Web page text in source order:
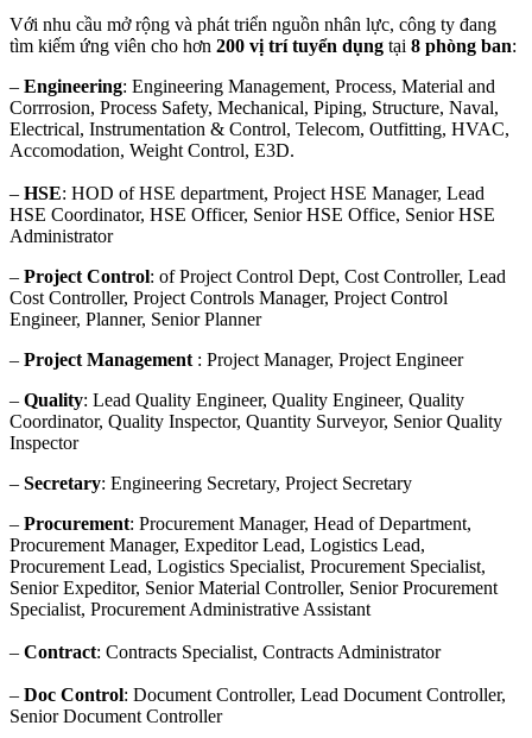
Với nhu cầu mở rộng và phát triển nguồn nhân lực, công ty đang
tìm kiếm ứng viên cho hơn 200 vị trí tuyển dụng tại 8 phòng ban:
– Engineering: Engineering Management, Process, Material and
Corrrosion, Process Safety, Mechanical, Piping, Structure, Naval,
Electrical, Instrumentation & Control, Telecom, Outfitting, HVAC,
Accomodation, Weight Control, E3D.
– HSE: HOD of HSE department, Project HSE Manager, Lead
HSE Coordinator, HSE Officer, Senior HSE Office, Senior HSE
Administrator
– Project Control: of Project Control Dept, Cost Controller, Lead
Cost Controller, Project Controls Manager, Project Control
Engineer, Planner, Senior Planner
– Project Management : Project Manager, Project Engineer
– Quality: Lead Quality Engineer, Quality Engineer, Quality
Coordinator, Quality Inspector, Quantity Surveyor, Senior Quality
Inspector
– Secretary: Engineering Secretary, Project Secretary
– Procurement: Procurement Manager, Head of Department,
Procurement Manager, Expeditor Lead, Logistics Lead,
Procurement Lead, Logistics Specialist, Procurement Specialist,
Senior Expeditor, Senior Material Controller, Senior Procurement
Specialist, Procurement Administrative Assistant
– Contract: Contracts Specialist, Contracts Administrator
– Doc Control: Document Controller, Lead Document Controller,
Senior Document Controller